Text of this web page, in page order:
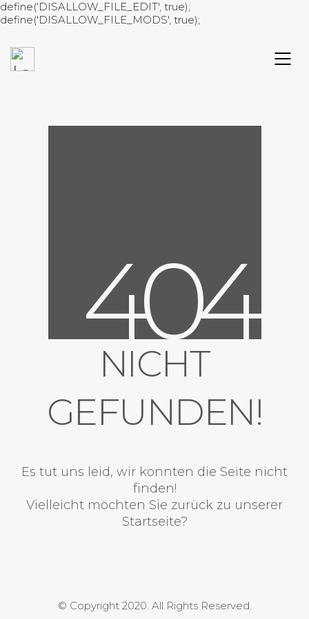
define('DISALLOW_FILE_EDIT', true);
define('DISALLOW_FILE_MODS', true);
404
NICHT
GEFUNDEN!
Es tut uns leid, wir konnten die Seite nicht
finden!
Vielleicht möchten Sie zurück zu unserer
Startseite?
© Copyright 2020. All Rights Reserved.